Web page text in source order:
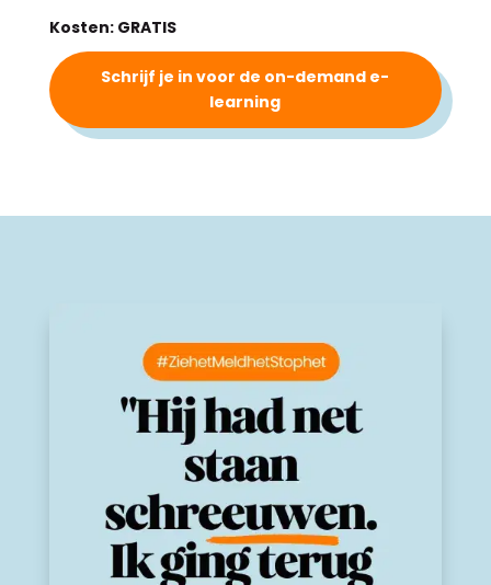
Kosten: GRATIS
Schrijf je in voor de on-demand e-
learning